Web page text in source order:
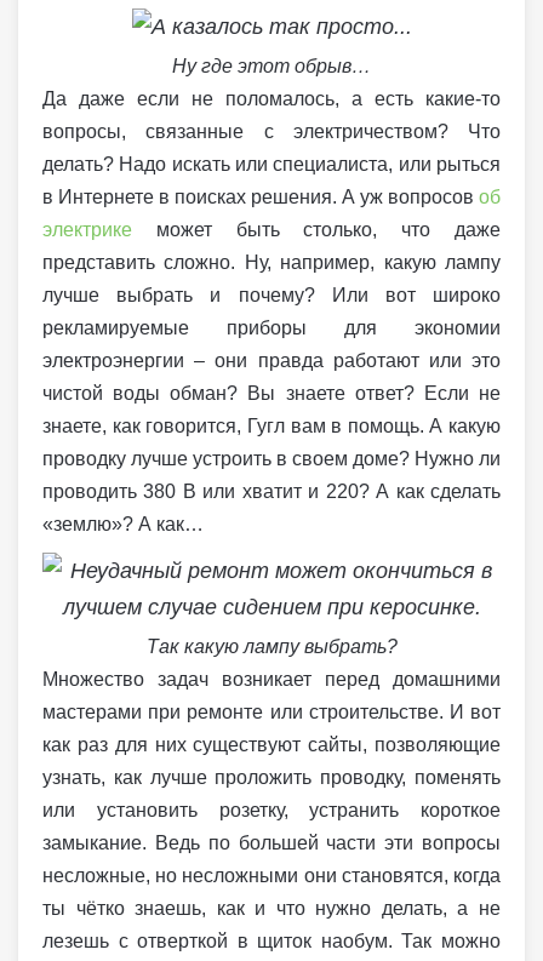
Ну где этот обрыв…
Да даже если не поломалось, а есть какие-то
вопросы, связанные с электричеством? Что
делать? Надо искать или специалиста, или рыться
в Интернете в поисках решения. А уж вопросов об
электрике может быть столько, что даже
представить сложно. Ну, например, какую лампу
лучше выбрать и почему? Или вот широко
рекламируемые приборы для экономии
электроэнергии – они правда работают или это
чистой воды обман? Вы знаете ответ? Если не
знаете, как говорится, Гугл вам в помощь. А какую
проводку лучше устроить в своем доме? Нужно ли
проводить 380 В или хватит и 220? А как сделать
«землю»? А как…
Так какую лампу выбрать?
Множество задач возникает перед домашними
мастерами при ремонте или строительстве. И вот
как раз для них существуют сайты, позволяющие
узнать, как лучше проложить проводку, поменять
или установить розетку, устранить короткое
замыкание. Ведь по большей части эти вопросы
несложные, но несложными они становятся, когда
ты чётко знаешь, как и что нужно делать, а не
лезешь с отверткой в щиток наобум. Так можно